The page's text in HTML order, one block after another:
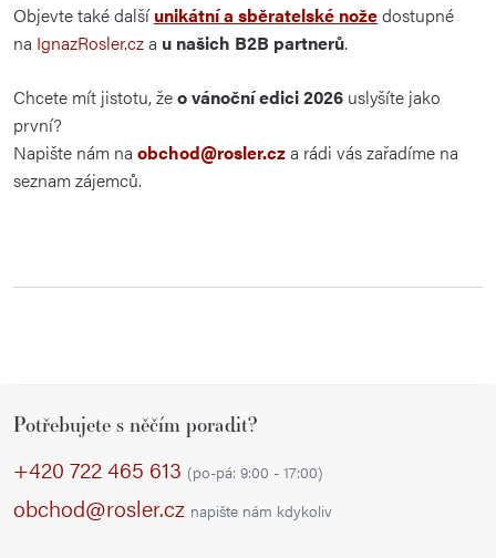
Objevte také dalšíunikátní a sběratelské nožedostupné
na IgnazRosler.cza u našich B2B partnerů.
Chcete mít jistotu, žeo vánoční edici 2026 uslyšíte jako
první?
Napište nám na obchod@rosler.cza rádi vás zařadíme na
seznam zájemců.
Potřebujete s něčím poradit?
+420 722 465 613 (po-pá: 9:00 - 17:00)
obchod@rosler.cz napište nám kdykoliv